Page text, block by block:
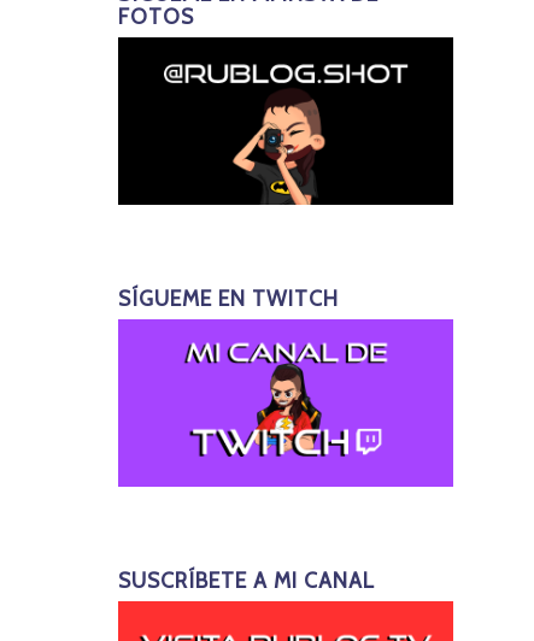
FOTOS
SÍGUEME EN TWITCH
SUSCRÍBETE A MI CANAL